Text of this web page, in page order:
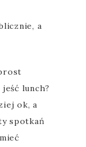
a
lunch?
ok, a
spotkań